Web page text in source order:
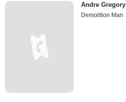
Andre Gregory
Demolition Man